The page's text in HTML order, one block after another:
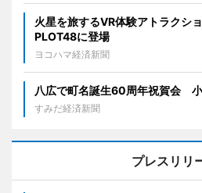
火星を旅するVR体験アトラクシ
PLOT48に登場
ヨコハマ経済新聞
八広で町名誕生60周年祝賀会
すみだ経済新聞
プレスリリ